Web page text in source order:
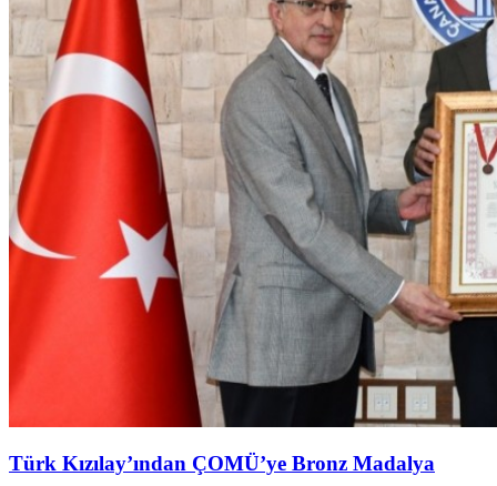
Türk Kızılay’ından ÇOMÜ’ye Bronz Madalya